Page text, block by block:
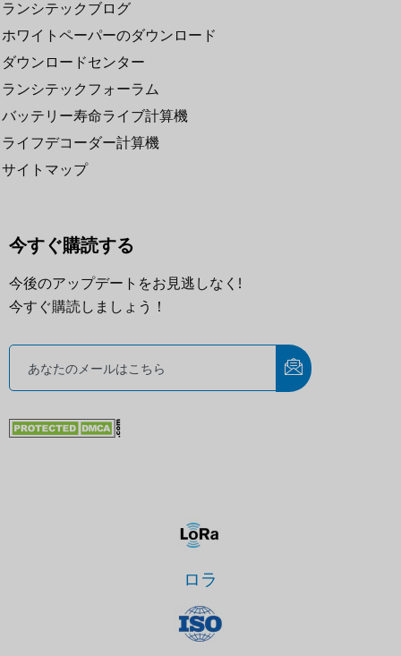
ランシテックブログ
ホワイトペーパーのダウンロード
ダウンロードセンター
ランシテックフォーラム
バッテリー寿命ライブ計算機
ライフデコーダー計算機
サイトマップ
今すぐ購読する
今後のアップデートをお見逃しなく!
今すぐ購読しましょう！
ロラ